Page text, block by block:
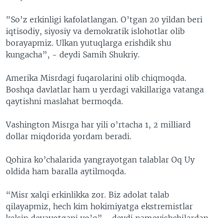
"So’z erkinligi kafolatlangan. O’tgan 20 yildan beri
iqtisodiy, siyosiy va demokratik islohotlar olib
borayapmiz. Ulkan yutuqlarga erishdik shu
kungacha”, - deydi Samih Shukriy.
Amerika Misrdagi fuqarolarini olib chiqmoqda.
Boshqa davlatlar ham u yerdagi vakillariga vatanga
qaytishni maslahat bermoqda.
Vashington Misrga har yili o’rtacha 1, 2 milliard
dollar miqdorida yordam beradi.
Qohira ko’chalarida yangrayotgan talablar Oq Uy
oldida ham baralla aytilmoqda.
“Misr xalqi erkinlikka zor. Biz adolat talab
qilayapmiz, hech kim hokimiyatga ekstremistlar